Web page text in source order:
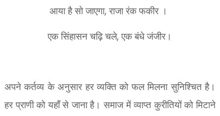
आया है सो जाएगा,राजा रंक फकीर ।
एक सिंहासन चढ़ि चले,एक बंधे जंजीर।
अपने कर्तव्य के अनुसार हर व्यक्ति को फल मिलना सुनिश्चित है।
हर प्राणी को यहाँ से जाना है। समाज में व्याप्त कुरीतियों को मिटाने